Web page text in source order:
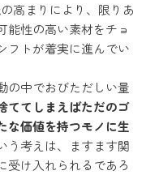
高まりにより、限りあ
能性の高い素材をチョ
フトが着実に進んでい
の中でおびただしい量
ててしまえばただのゴ
な価値を持つモノに生
う考えは、ますます関
受け入れられるであろ